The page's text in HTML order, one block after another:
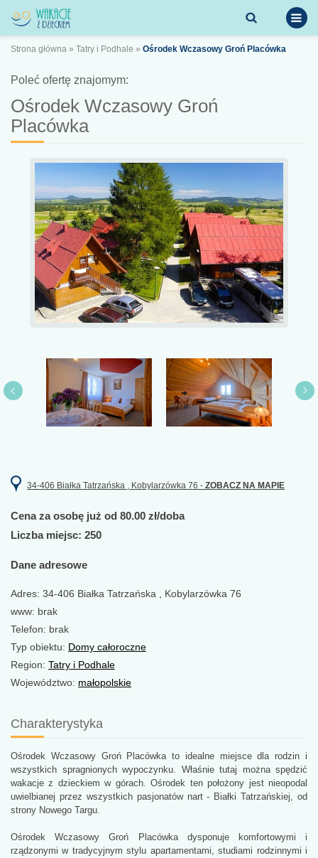
Strona główna » Tatry i Podhale » Ośrodek Wczasowy Groń Placówka
Poleć ofertę znajomym:
Ośrodek Wczasowy Groń
Placówka
34-406 Białka Tatrzańska , Kobylarzówka 76 - ZOBACZ NA MAPIE
Cena za osobę już od 80.00 zł/doba
Liczba miejsc: 250
Dane adresowe
Adres: 34-406 Białka Tatrzańska , Kobylarzówka 76
www: brak
Telefon: brak
Typ obiektu: Domy całoroczne
Region: Tatry i Podhale
Województwo: małopolskie
Charakterystyka
Ośrodek Wczasowy Groń Placówka to idealne miejsce dla rodzin i
wszystkich spragnionych wypoczynku. Właśnie tutaj można spędzić
wakacje z dzieckiem w górach. Ośrodek ten położony jest nieopodal
uwielbianej przez wszystkich pasjonatów nart - Białki Tatrzańskiej, od
strony Nowego Targu.
Ośrodek Wczasowy Groń Placówka dysponuje komfortowymi i
rządzonymi w tradycyjnym stylu apartamentami, studiami rodzinnymi i